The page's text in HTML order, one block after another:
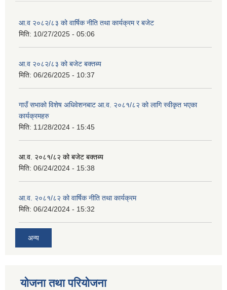
आ.व २०८२/८३ को वार्षिक नीति तथा कार्यक्रम र बजेट
मिति: 10/27/2025 - 05:06
आ.व २०८२/८३ को बजेट बक्तब्य
मिति: 06/26/2025 - 10:37
गाउँ सभाको विशेष अधिवेशनबाट आ.व. २०८१/८२ को लागि स्वीकृत भएका
कार्यक्रमहरु
मिति: 11/28/2024 - 15:45
आ.व. २०८१/८२ को बजेट बक्तब्य
मिति: 06/24/2024 - 15:38
आ.व. २०८१/८२ को वार्षिक नीति तथा कार्यक्रम
मिति: 06/24/2024 - 15:32
अन्य
योजना तथा परियोजना